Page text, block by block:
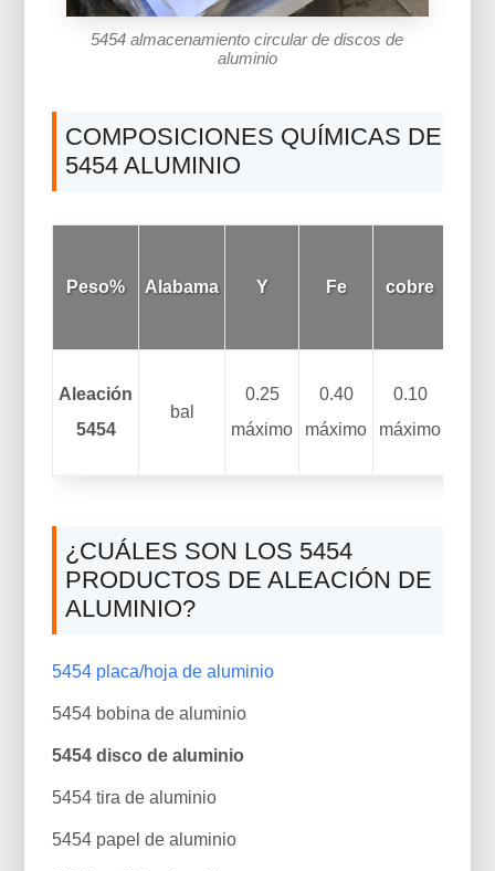
5454 almacenamiento circular de discos de
aluminio
COMPOSICIONES QUÍMICAS DE
5454 ALUMINIO
Peso% Alabama Y Fe cobre
Aleación
5454
bal
0.25
máximo
0.40
máximo
0.10
máximo
¿CUÁLES SON LOS 5454
PRODUCTOS DE ALEACIÓN DE
ALUMINIO?
5454 placa/hoja de aluminio
5454 bobina de aluminio
5454 disco de aluminio
5454 tira de aluminio
5454 papel de aluminio